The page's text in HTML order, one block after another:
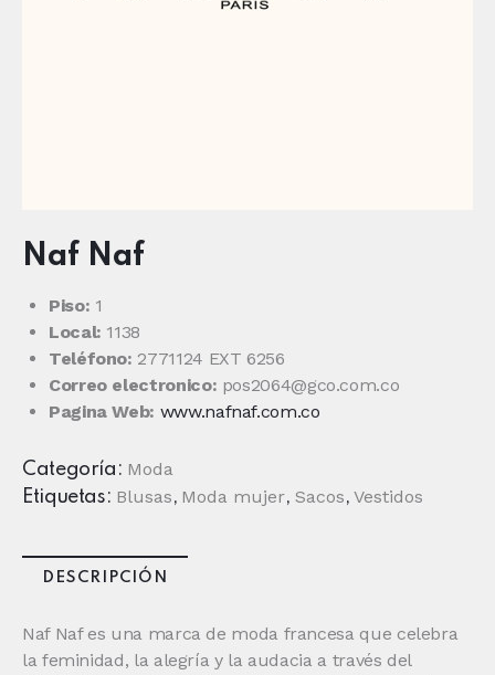
Naf Naf
Piso: 1
Local: 1138
Teléfono: 2771124 EXT 6256
Correo electronico: pos2064@gco.com.co
Pagina Web: www.nafnaf.com.co
Categoría: Moda
Etiquetas: Blusas, Moda mujer, Sacos, Vestidos
DESCRIPCIÓN
Naf Naf es una marca de moda francesa que celebra
la feminidad, la alegría y la audacia a través del